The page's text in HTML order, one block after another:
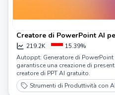
Creatore di PowerPoint AI
straordinarie — Autoppt
219.2K 15.39%
Autoppt: Generatore di
garantisce una creazione di
creatore di PPT AI gratuito.
Strumenti di Produttività con AI